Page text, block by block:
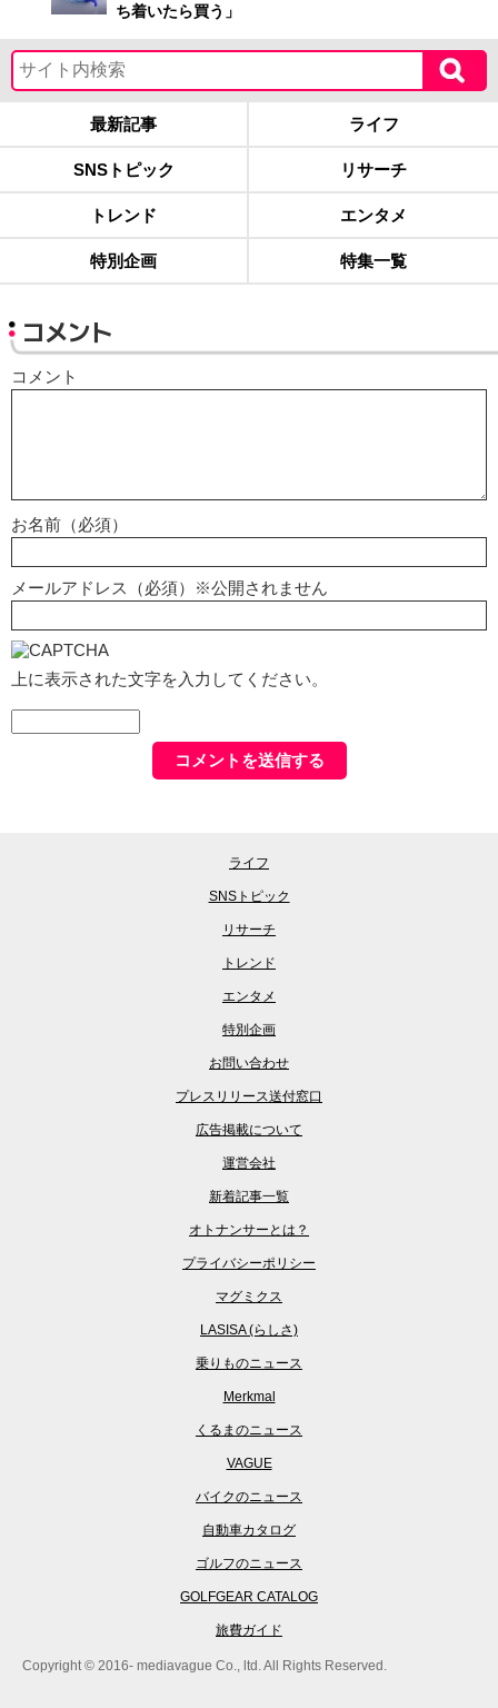
ち着いたら買う」
最新記事 ライフ
SNSトピック リサーチ
トレンド エンタメ
特別企画 特集一覧
コメント
コメント
お名前（必須）
メールアドレス（必須）※公開されません
上に表示された文字を入力してください。
ライフ
SNSトピック
リサーチ
トレンド
エンタメ
特別企画
お問い合わせ
プレスリリース送付窓口
広告掲載について
運営会社
新着記事一覧
オトナンサーとは？
プライバシーポリシー
マグミクス
LASISA (らしさ)
乗りものニュース
Merkmal
くるまのニュース
VAGUE
バイクのニュース
自動車カタログ
ゴルフのニュース
GOLFGEAR CATALOG
旅費ガイド
Copyright © 2016- mediavague Co., ltd. All Rights Reserved.